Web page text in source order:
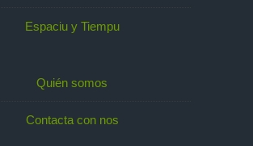
Espaciu y Tiempu
Quién somos
Contacta con nos